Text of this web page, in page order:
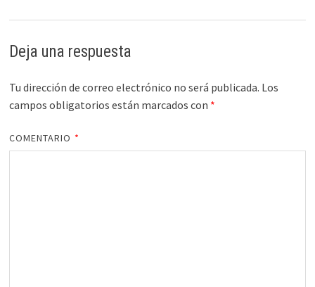
Deja una respuesta
Tu dirección de correo electrónico no será publicada. Los
campos obligatorios están marcados con *
COMENTARIO *